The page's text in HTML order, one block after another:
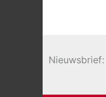
Nieuwsbrief: